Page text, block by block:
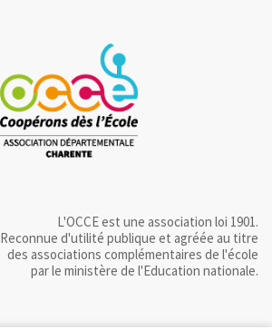
L'OCCE est une association loi 1901.
Reconnue d'utilité publique et agréée au titre
des associations complémentaires de l'école
par le ministère de l'Education nationale.